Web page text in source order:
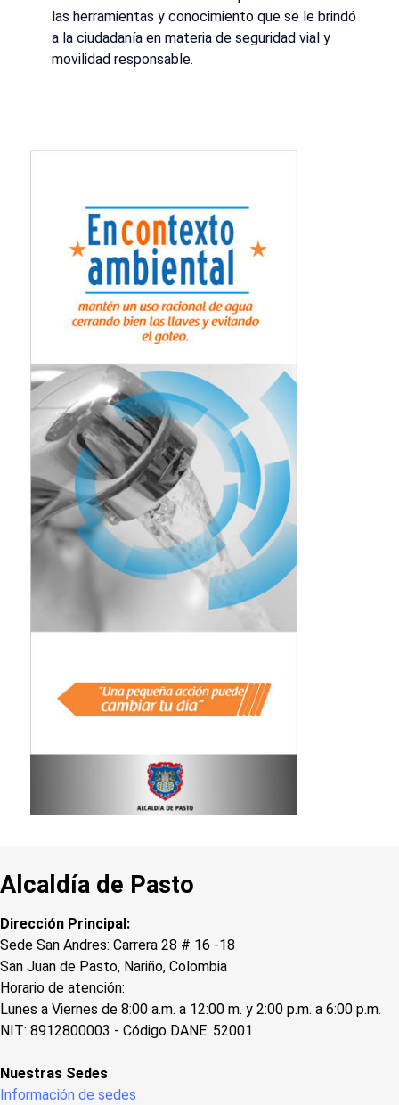
las herramientas y conocimiento que se le brindó
a la ciudadanía en materia de seguridad vial y
movilidad responsable.
Alcaldía de Pasto
Dirección Principal:
Sede San Andres: Carrera 28 # 16 -18
San Juan de Pasto, Nariño, Colombia
Horario de atención:
Lunes a Viernes de 8:00 a.m. a 12:00 m. y 2:00 p.m. a 6:00 p.m.
NIT: 8912800003 - Código DANE: 52001
Nuestras Sedes
Información de sedes